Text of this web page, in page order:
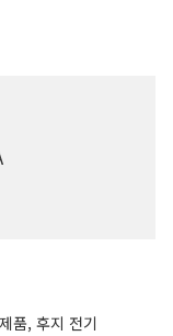
품, 후지 전기